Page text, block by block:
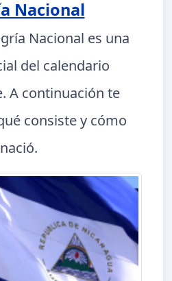
Nacional
Nacional es una
del calendario
A continuación te
consiste y cómo
nació.